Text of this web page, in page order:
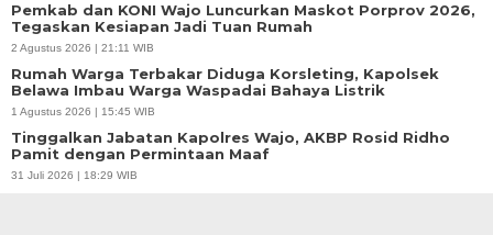
Pemkab dan KONI Wajo Luncurkan Maskot Porprov 2026,
Tegaskan Kesiapan Jadi Tuan Rumah
2 Agustus 2026 | 21:11 WIB
Rumah Warga Terbakar Diduga Korsleting, Kapolsek
Belawa Imbau Warga Waspadai Bahaya Listrik
1 Agustus 2026 | 15:45 WIB
Tinggalkan Jabatan Kapolres Wajo, AKBP Rosid Ridho
Pamit dengan Permintaan Maaf
31 Juli 2026 | 18:29 WIB